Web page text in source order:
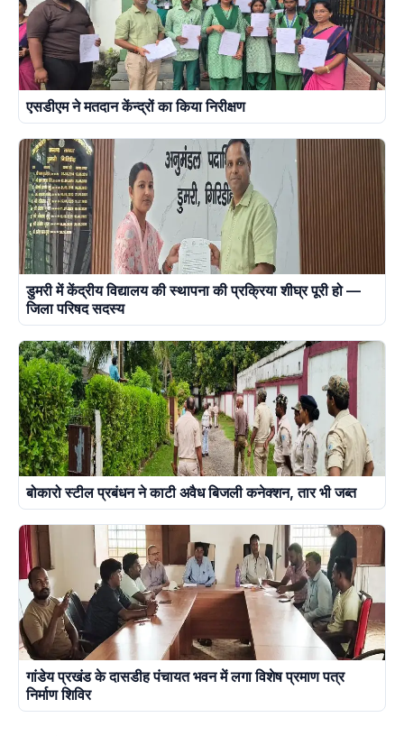
एसडीएम ने मतदान केंन्द्रों का किया निरीक्षण
डुमरी में केंद्रीय विद्यालय की स्थापना की प्रक्रिया शीघ्र पूरी हो —
जिला परिषद सदस्य
बोकारो स्टील प्रबंधन ने काटी अवैध बिजली कनेक्शन, तार भी जब्त
गांडेय प्रखंड के दासडीह पंचायत भवन में लगा विशेष प्रमाण पत्र
निर्माण शिविर